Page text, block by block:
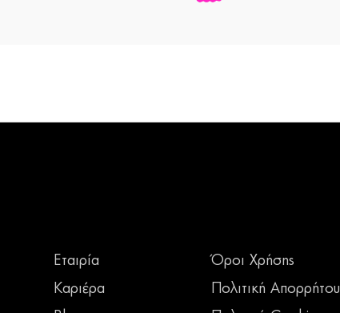
Εταιρία
Καριέρα
Όροι Χρήσης
Πολιτική Απορρήτου